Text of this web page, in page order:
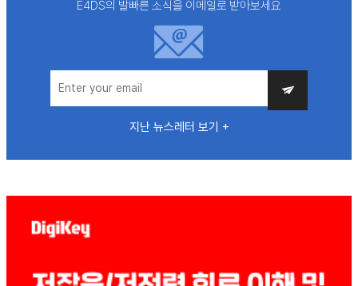
E4DS의 발빠른 소식을 이메일로 받아보세요
지난 뉴스레터 보기 +